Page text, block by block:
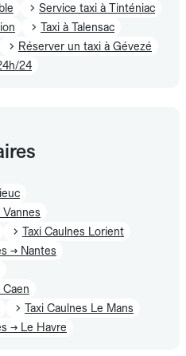
Service taxi à Tinténiac
Taxi à Talensac
Réserver un taxi à Gévezé
24
Taxi Caulnes Lorient
→ Nantes
Taxi Caulnes Le Mans
→ Le Havre